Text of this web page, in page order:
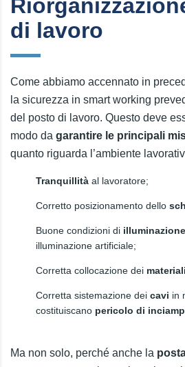
di lavoro
Come abbiamo accennato in
la sicurezza in smart working
del posto di lavoro. Questo deve
modo da garantire le principali
quanto riguarda l’ambiente
Tranquillità al lavoratore;
Corretto posizionamento dello
Buone condizioni di illuminazione
illuminazione artificiale;
Corretta collocazione dei
Corretta sistemazione dei cavi in
costituiscano pericolo di
Ma non solo, perché anche la